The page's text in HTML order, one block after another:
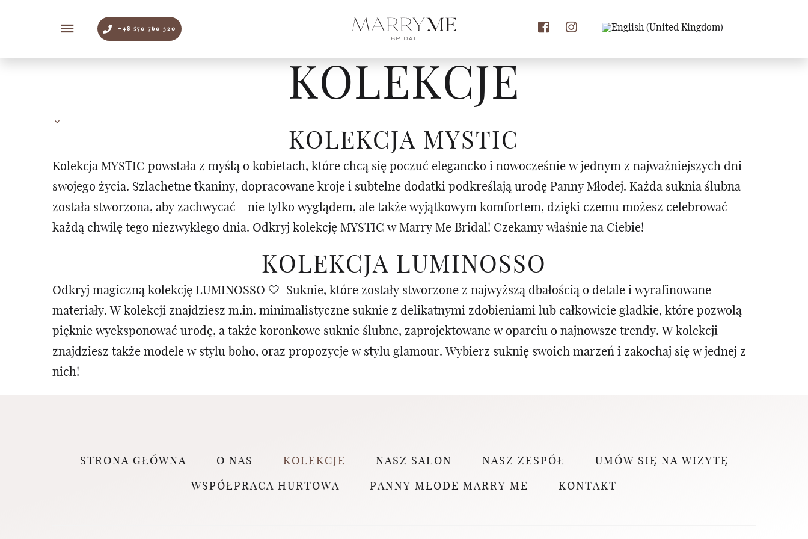
+48 570 760 320
KOLEKCJE
KOLEKCJA MYSTIC
Kolekcja MYSTIC powstała z myślą o kobietach, które chcą się poczuć elegancko i nowocześnie w jednym z najważniejszych dni
swojego życia. Szlachetne tkaniny, dopracowane kroje i subtelne dodatki podkreślają urodę Panny Młodej. Każda suknia ślubna
została stworzona, aby zachwycać - nie tylko wyglądem, ale także wyjątkowym komfortem, dzięki czemu możesz celebrować
każdą chwilę tego niezwykłego dnia. Odkryj kolekcję MYSTIC w Marry Me Bridal! Czekamy właśnie na Ciebie!
KOLEKCJA LUMINOSSO
Odkryj magiczną kolekcję LUMINOSSO 🤍 Suknie, które zostały stworzone z najwyższą dbałością o detale i wyrafinowane
materiały. W kolekcji znajdziesz m.in. minimalistyczne suknie z delikatnymi zdobieniami lub całkowicie gładkie, które pozwolą
pięknie wyeksponować urodę, a także koronkowe suknie ślubne, zaprojektowane w oparciu o najnowsze trendy. W kolekcji
znajdziesz także modele w stylu boho, oraz propozycje w stylu glamour. Wybierz suknię swoich marzeń i zakochaj się w jednej z
nich!
STRONA GŁÓWNA O NAS KOLEKCJE NASZ SALON NASZ ZESPÓŁ UMÓW SIĘ NA WIZYTĘ
WSPÓŁPRACA HURTOWA PANNY MŁODE MARRY ME KONTAKT